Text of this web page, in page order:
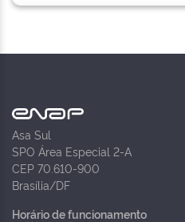
Asa Sul
SPO Área Especial 2-A
CEP 70.610-900
Brasília/DF
Horário de funcionamento